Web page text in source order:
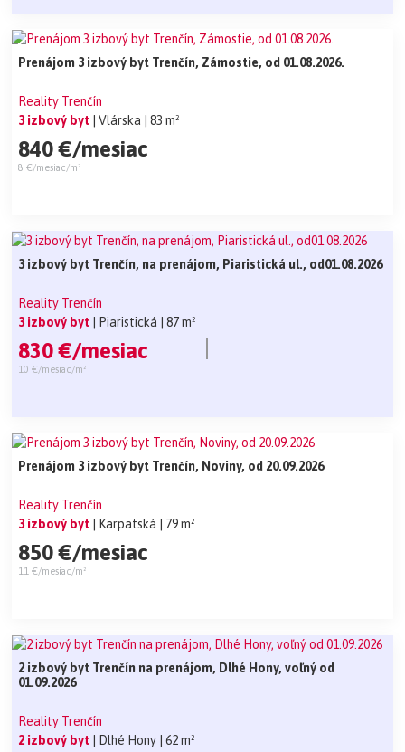
Prenájom 3 izbový byt Trenčín, Zámostie, od 01.08.2026.
Reality Trenčín
3 izbový byt
| Vlárska | 83 m²
840 €/mesiac
8 €/mesiac/m²
3 izbový byt Trenčín, na prenájom, Piaristická ul., od01.08.2026
Reality Trenčín
3 izbový byt
| Piaristická | 87 m²
830 €/mesiac
10 €/mesiac/m²
Prenájom 3 izbový byt Trenčín, Noviny, od 20.09.2026
Reality Trenčín
3 izbový byt
| Karpatská | 79 m²
850 €/mesiac
11 €/mesiac/m²
2 izbový byt Trenčín na prenájom, Dlhé Hony, voľný od
01.09.2026
Reality Trenčín
2 izbový byt
| Dlhé Hony | 62 m²